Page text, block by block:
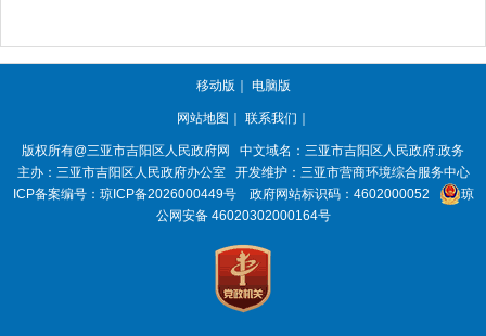
移动版 ｜ 电脑版
网站地图 ｜ 联系我们 ｜
版权所有@三亚市吉阳区人民政府网 中文域名： 三亚市吉阳区人民政府.政务
主办：三亚市吉阳区人民政府办公室
开发维护：三亚市营商环境综合服务中心
ICP备案编号： 琼ICP备2026000449号 政府网站标识码： 4602000052
琼
公网安备 46020302000164号